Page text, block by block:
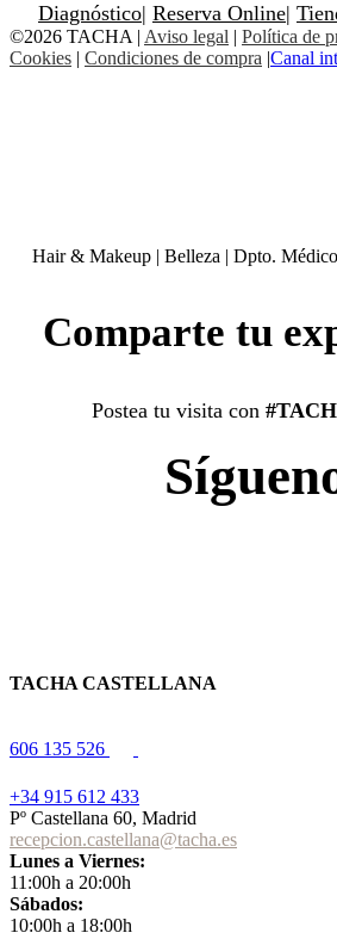
Diagnóstico| Reserva Online|
©2026 TACHA | Aviso legal | Política de
Cookies | Condiciones de compra |Canal
Hair & Makeup | Belleza | Dpto. Médico
Comparte tu
Postea tu visita con
TACHA CASTELLANA
606 135 526
+34 915 612 433
Pº Castellana 60, Madrid
recepcion.castellana@tacha.es
Lunes a Viernes:
11:00h a 20:00h
Sábados:
10:00h a 18:00h